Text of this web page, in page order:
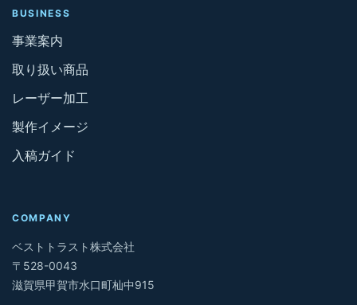
BUSINESS
事業案内
取り扱い商品
レーザー加工
製作イメージ
入稿ガイド
COMPANY
ベストトラスト株式会社
〒528-0043
滋賀県甲賀市水口町杣中915